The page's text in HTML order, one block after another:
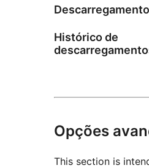
Histórico de
Opções
This section is